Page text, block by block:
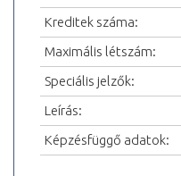
Kreditek száma:
Maximális létszám:
Speciális jelzők:
Leírás:
Képzésfüggő adatok: